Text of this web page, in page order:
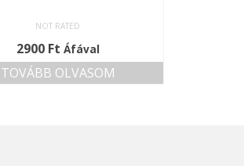
NOT RATED
2900 Ft Áfával
TOVÁBB OLVASOM